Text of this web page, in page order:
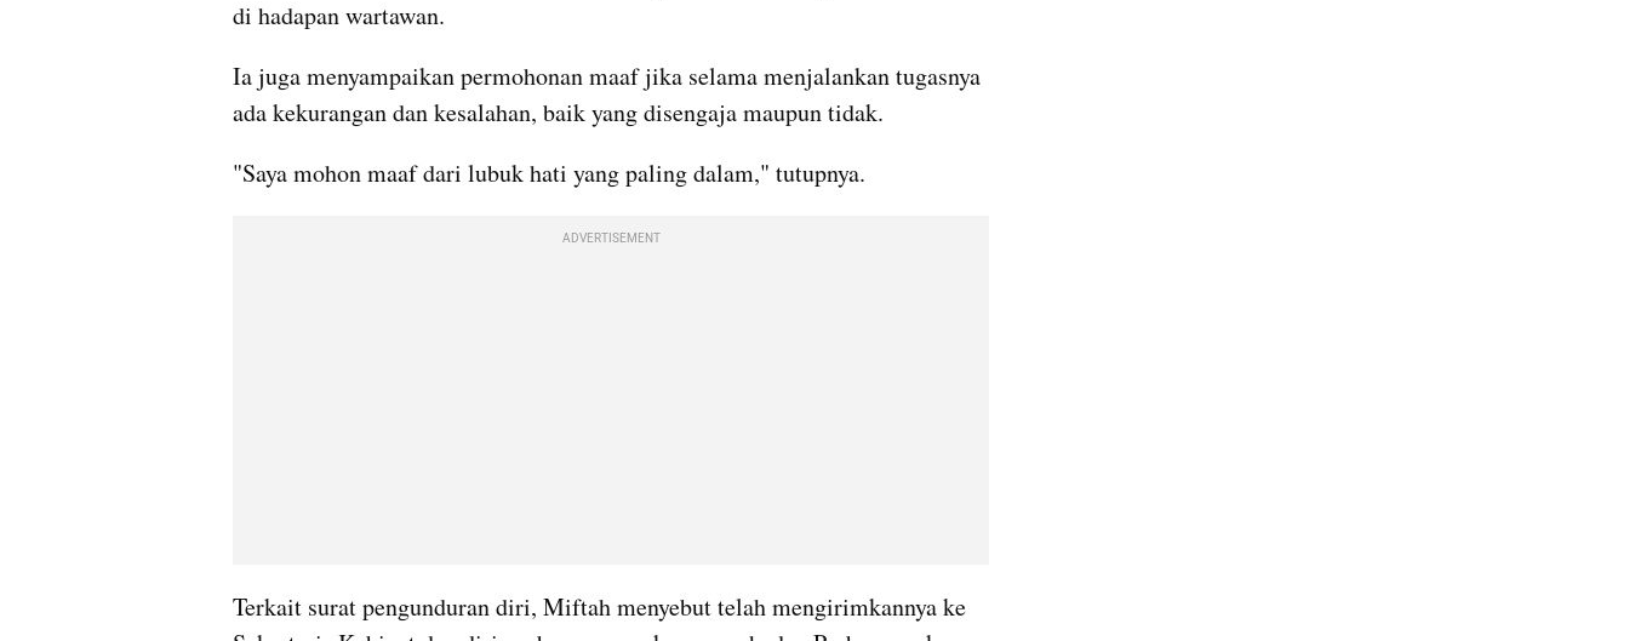
di hadapan wartawan.
Ia juga menyampaikan permohonan maaf jika selama menjalankan tugasnya
ada kekurangan dan kesalahan, baik yang disengaja maupun tidak.
"Saya mohon maaf dari lubuk hati yang paling dalam," tutupnya.
ADVERTISEMENT
Terkait surat pengunduran diri, Miftah menyebut telah mengirimkannya ke